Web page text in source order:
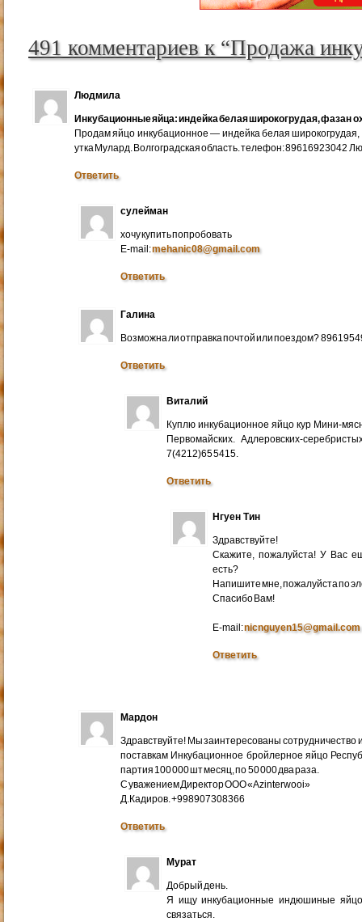
491 комментариев к “Продажа
Людмила
Инкубационные яйца: индейка белая широкогрудая, фазан
Продам яйцо инкубационное — индейка белая
утка Мулард. Волгоградская область. телефон: 89616923042
Ответить
сулейман
хочу купить попробовать
E-mail:mehanic08@gmail.com
Ответить
Галина
Возможна ли отправка почтой или поездом?
Ответить
Виталий
Куплю инкубационное яйцо кур Мини-
Первомайских. Адлеровских-
7(4212)65 5415.
Ответить
Нгуен Тин
Здравствуйте!
Скажите, пожалуйста! У Вас
есть?
Напишите мне, пожалуйста по
Cпасибо Вам!
E-mail:nicnguyen15@gmail.com
Ответить
Мардон
Здравствуйте! Мы заинтересованы сотрудничество
поставкам Инкубационное бройлерное яйцо
партия 100 000 шт месяц, по 50 000 два раза.
С уважением Директор ООО «Azinterwooi»
Д.Кадиров. +998907308366
Ответить
Мурат
Добрый день.
Я ищу инкубационные индюшиные
связаться.